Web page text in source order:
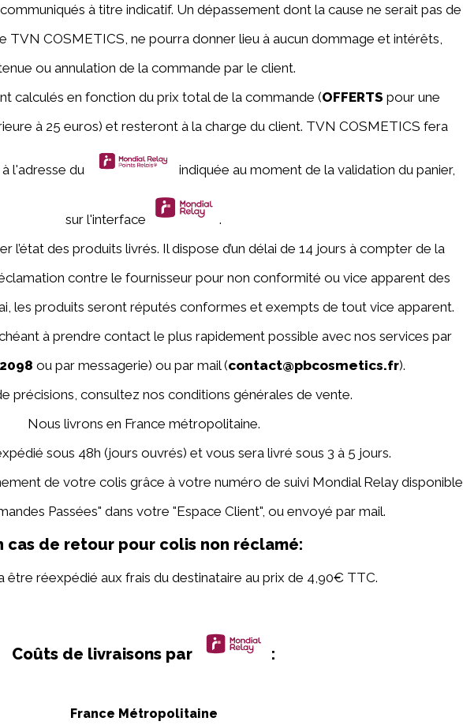
à titre indicatif. Un dépassement dont la cause ne serait pas de
TVN COSMETICS, ne pourra donner lieu à aucun dommage et intérêts,
ou annulation de la commande par le client.
calculés en fonction du prix total de la commande (OFFERTS pour une
à 25 euros) et resteront à la charge du client. TVN COSMETICS fera
l'adresse du indiquée au moment de la validation du panier,
sur l'interface
.
l’état des produits livrés. Il dispose d’un délai de 14 jours à compter de la
contre le fournisseur pour non conformité ou vice apparent des
les produits seront réputés conformes et exempts de tout vice apparent.
à prendre contact le plus rapidement possible avec nos services par
ou par messagerie) ou par mail (contact@pbcosmetics.fr).
précisions, consultez nos conditions générales de vente.
Nous livrons en France métropolitaine.
sous 48h (jours ouvrés) et vous sera livré sous 3 à 5 jours.
de votre colis grâce à votre numéro de suivi Mondial Relay disponible
Passées" dans votre "Espace Client", ou envoyé par mail.
cas de retour pour colis non réclamé:
être réexpédié aux frais du destinataire au prix de 4,90€ TTC.
Coûts de livraisons par :
France Métropolitaine